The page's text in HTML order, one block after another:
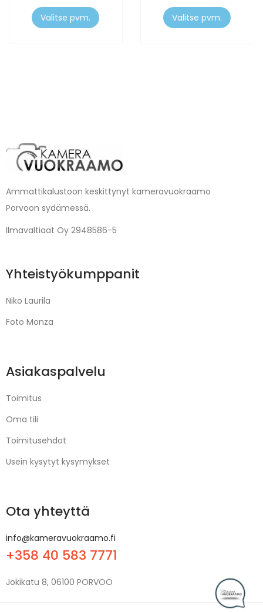
Valitse pvm. Valitse pvm.
Ammattikalustoon keskittynyt kameravuokraamo
Porvoon sydämessä.
Ilmavaltiaat Oy 2948586-5
Yhteistyökumppanit
Niko Laurila
Foto Monza
Asiakaspalvelu
Toimitus
Oma tili
Toimitusehdot
Usein kysytyt kysymykset
Ota yhteyttä
info@kameravuokraamo.fi
+358 40 583 7771
Jokikatu 8, 06100 PORVOO